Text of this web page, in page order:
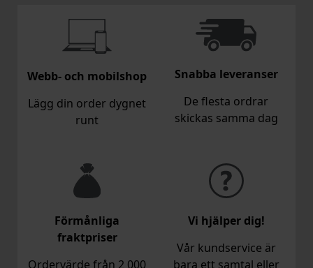
Webb- och mobilshop
Lägg din order dygnet
runt
Snabba leveranser
De flesta ordrar
skickas samma dag
Förmånliga
fraktpriser
Ordervärde från 2 000
Vi hjälper dig!
Vår kundservice är
bara ett samtal eller